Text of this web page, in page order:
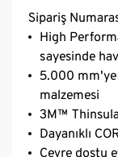
Sipariş
High
sayesinde
5.000 mm'ye
malzemesi
3M™
Dayanıklı
Çevre dostu